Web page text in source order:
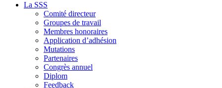
La SSS
Comité directeur
Groupes de travail
Membres honoraires
Application d’adhésion
Mutations
Partenaires
Congrès annuel
Diplom
Feedback